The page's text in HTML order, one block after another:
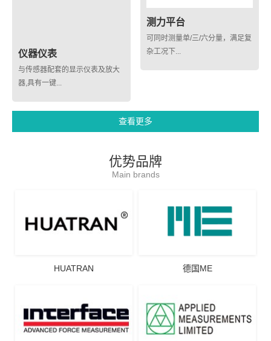
仪器仪表
与传感器配套的显示仪表及放大
器,具有一键...
测力平台
可同时测量单/三/六分量，满足复
杂工况下...
查看更多
优势品牌
Main brands
HUATRAN 德国ME